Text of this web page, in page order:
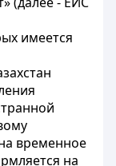
имеется
временное
на